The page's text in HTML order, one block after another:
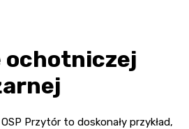
ochotniczej
Przytór to doskonały przykład,